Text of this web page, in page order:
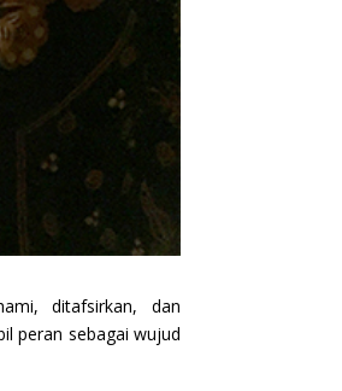
ditafsirkan, dan
peran sebagai wujud